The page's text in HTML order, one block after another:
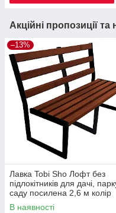
Акційні пропозиції та
–13%
Лавка Tobi Sho Лофт без
підлокітників для дачі,
саду посилена 2,6 м колір
каштан
В наявності